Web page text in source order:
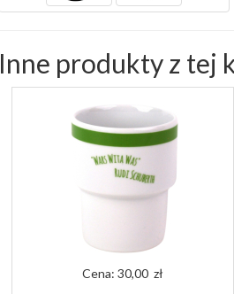
Inne produkty z tej
Cena: 30,00 zł